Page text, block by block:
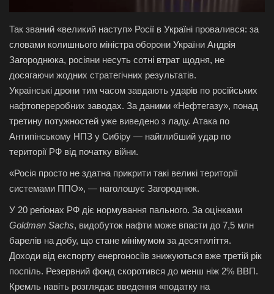
Відео
Мова
English Ukraine
Так званий «великий наступ» Росії в Україні провалився: за
словами колишнього міністра оборони України Андрія
Загороднюка, росіяни несуть сотні втрат щодня, не
досягаючи жодних стратегічних результатів.
Українські дрони тим часом завдають ударів по російських
нафтопереробних заводах. За даними «Нефтегазу», понад
третину потужностей уже виведено з ладу. Атака по
Антипінському НПЗ у Сибіру — найглибший удар по
території РФ від початку війни.
«Росія просто не здатна прикрити такі великі території
системами ППО», — наголошує Загороднюк.
У 20 регіонах РФ діє нормування пального. За оцінками
Goldman Sachs, видобуток нафти може впасти до 7,5 млн
барелів на добу, що стане мінімумом за десятиліття.
Доходи від експорту енергоносіїв знижуються вже третій рік
поспіль. Резервний фонд скоротився до менш ніж 2% ВВП.
Кремль навіть розглядає введення «податку на